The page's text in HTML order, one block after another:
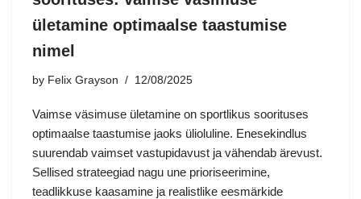
ületamine optimaalse taastumise
nimel
by Felix Grayson 12/08/2025
Vaimse väsimuse ületamine on sportlikus soorituses
optimaalse taastumise jaoks ülioluline. Enesekindlus
suurendab vaimset vastupidavust ja vähendab ärevust.
Sellised strateegiad nagu une prioriseerimine,
teadlikkuse kaasamine ja realistlike eesmärkide